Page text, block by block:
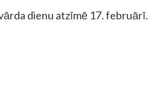
dienu atzīmē 17. februārī.